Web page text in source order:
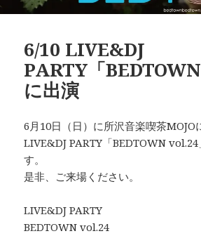
6/10 LIVE&DJ
PARTY「
に出演
6月10日（日）に所沢音楽喫茶MOJO
LIVE&DJ PARTY「BEDTOWN
す。
是非、ご来場ください。
LIVE&DJ PARTY
BEDTOWN vol.24